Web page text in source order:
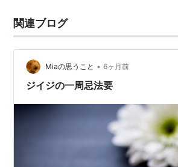
関連ブログ
Miaの思うこと • 6ヶ月前
ジイジの一周忌法要